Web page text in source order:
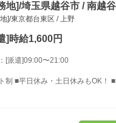
地]/埼玉県越谷市 / 南越
]/東京都台東区 / 上野
]時給1,600円
[派遣]09:00〜21:00
制 ■平日休み・土日休みもOK！